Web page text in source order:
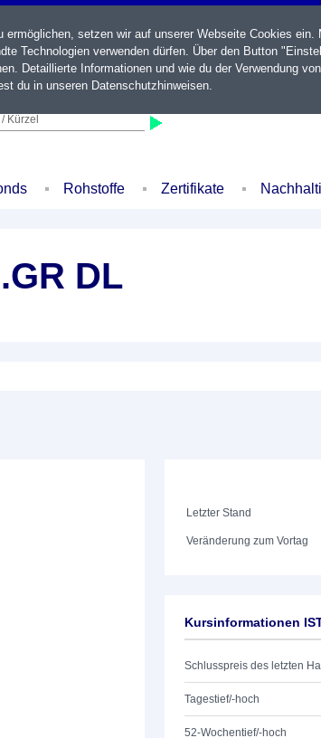
Kürzel
Rohstoffe Zertifikate
DL
Letzter Stand
Veränderung zum Vortag
Kursinformationen
Schlusspreis des letzten
Tagestief/-hoch
52-Wochentief/-hoch
setzen wir auf unserer Webseite Cookies
Technologien verwenden dürfen. Über den Button
Detaillierte Informationen und wie du der Verwendung
du in unseren Datenschutzhinweisen.